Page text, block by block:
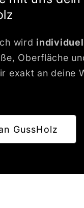
wird
Oberfläche
exakt an deine
GussHolz